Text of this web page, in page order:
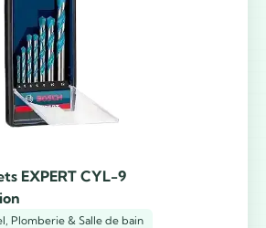
EXPERT CYL-9
Plomberie & Salle de bain